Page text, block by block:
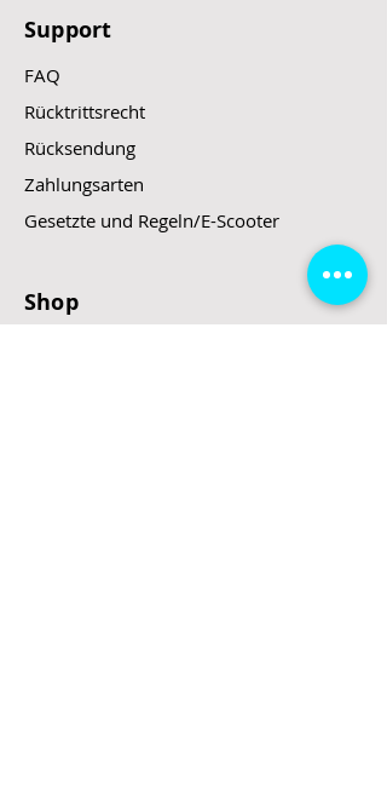
Support
FAQ
Rücktrittsrecht
Rücksendung
Zahlungsarten
Gesetzte und Regeln/E-Scooter
Shop